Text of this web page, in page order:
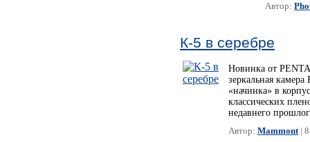
Автор:
К-5 в серебре
Новинка от
зеркальная
«начинка» в
классических
недавнего
Автор: Mammont| 8